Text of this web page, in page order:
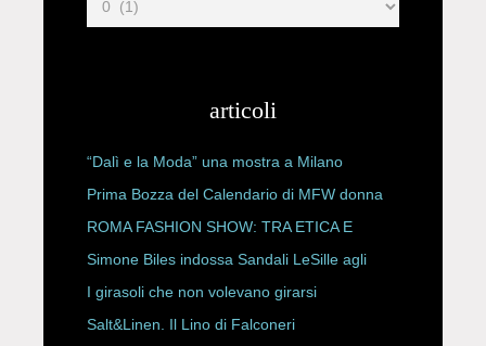
articoli
“Dalì e la Moda” una mostra a Milano
Prima Bozza del Calendario di MFW donna
P/E 2027
ROMA FASHION SHOW: TRA ETICA E
HAUTE COUTURE
Simone Biles indossa Sandali LeSille agli
ESPY Awards 2026
I girasoli che non volevano girarsi
Salt&Linen. Il Lino di Falconeri